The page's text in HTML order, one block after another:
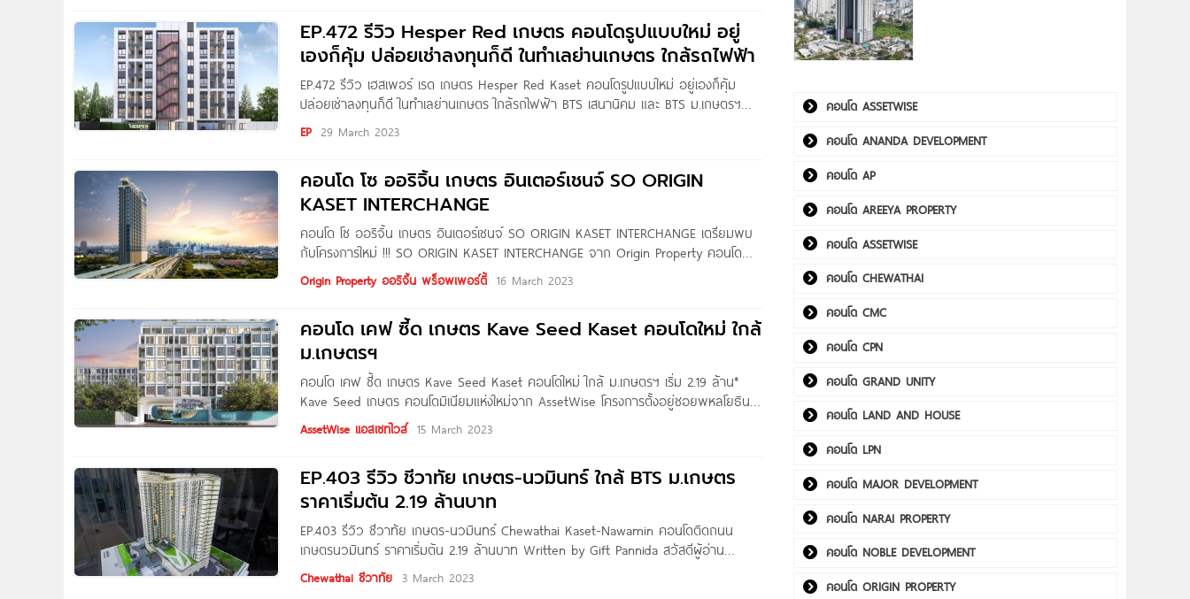
EP.472 รีวิว Hesper Red เกษตร คอนโดรูปแบบใหม่ อยู่
เองก็คุ้ม ปล่อยเช่าลงทุนก็ดี ในทำเลย่านเกษตร ใกล้รถไฟฟ้า
EP.472 รีวิว เฮสเพอร์ เรด เกษตร Hesper Red Kaset คอนโดรูปแบบใหม่ อยู่เองก็คุ้ม
ปล่อยเช่าลงทุนก็ดี ในทำเลย่านเกษตร ใกล้รถไฟฟ้า BTS เสนานิคม และ BTS ม.เกษตรฯ
Written by : THAnATH สวัสดีผู้อ่านชาว Condonayoo ทุกคนครับ วันนี้ผมพามาชม
ทำเลโครงการ Hesper Red เกษตร จาก บริษัท คาร์บอนทู จำกัด ตั้งอยู่ในซอยพหลโยธิน
EP 29 March 2023
คอนโด โซ ออริจิ้น เกษตร อินเตอร์เชนจ์ SO ORIGIN
KASET INTERCHANGE
คอนโด โซ ออริจิ้น เกษตร อินเตอร์เชนจ์ SO ORIGIN KASET INTERCHANGE เตรียมพบ
กับโครงการใหม่ !!! SO ORIGIN KASET INTERCHANGE จาก Origin Property คอนโด
High-Rise แนวคิดใหม่ “ชีวิตรูปแบบใหม่…ที่เป็นคุณ” บนทำเลศักยภาพ ตั้งอยู่บนทำเล
New CBD ที่โดดเด่นด้านศักยภาพการเดินทาง เชื่อมต่อทั้งถนนพหลโยธิน, ถนนประเสริฐ
Origin Property ออริจิ้น พร็อพเพอร์ตี้ 16 March 2023
คอนโด เคฟ ซี้ด เกษตร Kave Seed Kaset คอนโดใหม่ ใกล้
ม.เกษตรฯ
คอนโด เคฟ ซี้ด เกษตร Kave Seed Kaset คอนโดใหม่ ใกล้ ม.เกษตรฯ เริ่ม 2.19 ล้าน*
Kave Seed เกษตร คอนโดมิเนียมแห่งใหม่จาก AssetWise โครงการตั้งอยู่ซอยพหลโยธิน
34 แขวงเสนานิคม เขตจตุจักร กทม. บนทำเลศักยภาพที่เชื่อมต่อเส้นทางสำคัญได้หลาก
หลาย เพียง 5 นาที* ถึง BTS เสนาฯ และ
AssetWise แอสเซทไวส์ 15 March 2023
EP.403 รีวิว ชีวาทัย เกษตร-นวมินทร์ ใกล้ BTS ม.เกษตร
ราคาเริ่มต้น 2.19 ล้านบาท
EP.403 รีวิว ชีวาทัย เกษตร-นวมินทร์ Chewathai Kaset-Nawamin คอนโดติดถนน
เกษตรนวมินทร์ ราคาเริ่มต้น 2.19 ล้านบาท Written by Gift Pannida สวัสดีผู้อ่าน
HOMENAYOO ค่ะ สำหรับใครที่กำลังมองหาคอนโดแถวม.เกษตรฯ หรือบนเส้นเกษตรนวมิ
นทร์อยู่ วันนี้เรามีโครงการใหม่ล่าสุดบนเส้นเกษตรนวมินทร์มาอัพเดทกันค่ะ กับโครงการ
Chewathai ชีวาทัย 3 March 2023
คอนโด ASSETWISE
คอนโด ANANDA DEVELOPMENT
คอนโด AP
คอนโด AREEYA PROPERTY
คอนโด ASSETWISE
คอนโด CHEWATHAI
คอนโด CMC
คอนโด CPN
คอนโด GRAND UNITY
คอนโด LAND AND HOUSE
คอนโด LPN
คอนโด MAJOR DEVELOPMENT
คอนโด NARAI PROPERTY
คอนโด NOBLE DEVELOPMENT
คอนโด ORIGIN PROPERTY